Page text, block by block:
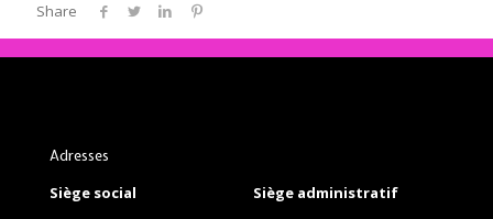
Share
Adresses
Siège social
Siège administratif